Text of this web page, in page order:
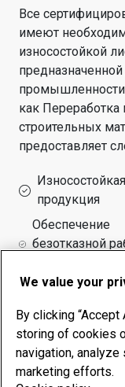
Все
имеют
износостойкой
как Переработка
строительных
предоставляет
Износостойкая
продукция
Обеспечение
безотказной
P.U.H.
We value your
By clicking
storing of cookies
navigation,
marketing efforts.